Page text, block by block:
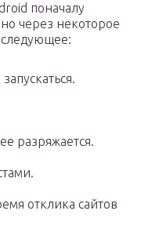
поначалу
через некоторое
разряжается.
отклика сайтов